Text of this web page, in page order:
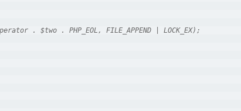
. $two . PHP_EOL, FILE_APPEND | LOCK_EX);